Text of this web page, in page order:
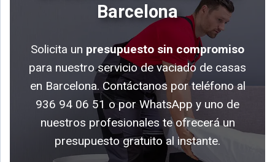
Barcelona
Solicita un presupuesto sin compromiso
para nuestro servicio de vaciado de casas
en Barcelona. Contáctanos por teléfono al
936 94 06 51 o por WhatsApp y uno de
nuestros profesionales te ofrecerá un
presupuesto gratuito al instante.